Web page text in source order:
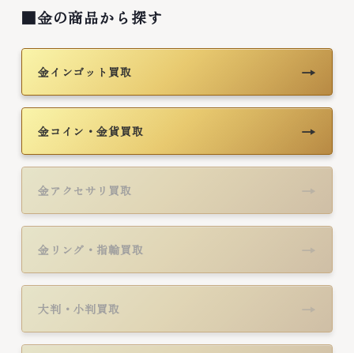
■金の商品から探す
金インゴット買取 →
金コイン・金貨買取 →
金アクセサリ買取 →
金リング・指輪買取 →
大判・小判買取 →